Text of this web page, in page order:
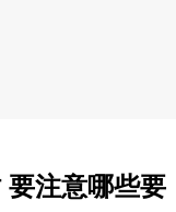
要注意哪些要